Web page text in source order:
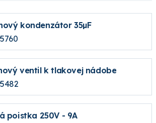
kondenzátor 35µF
ventil k tlakovej nádobe
poistka 250V - 9A